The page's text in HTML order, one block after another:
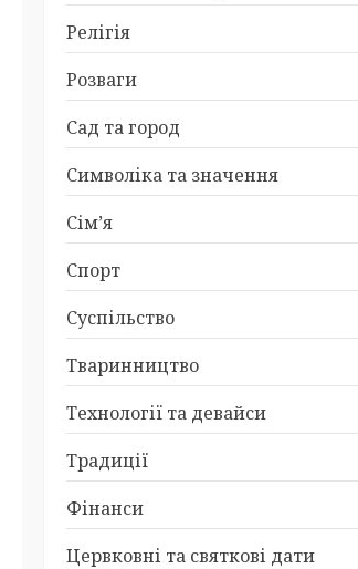
Релігія
Розваги
Сад та город
Символіка та значення
Сім’я
Спорт
Суспільство
Тваринництво
Технології та девайси
Традиції
Фінанси
Цервковні та святкові дати